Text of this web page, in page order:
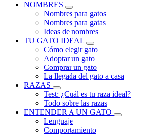
NOMBRES
Nombres para gatos
Nombres para gatas
Ideas de nombres
TU GATO IDEAL
Cómo elegir gato
Adoptar un gato
Comprar un gato
La llegada del gato a casa
RAZAS
Test: ¿Cuál es tu raza ideal?
Todo sobre las razas
ENTENDER A UN GATO
Lenguaje
Comportamiento